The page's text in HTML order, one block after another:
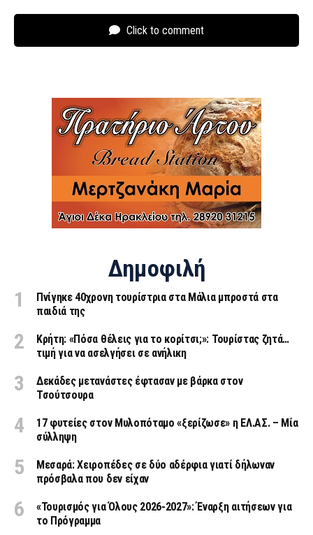
Click to comment
Δημοφιλή
Πνίγηκε 40χρονη τουρίστρια στα Μάλια μπροστά στα
παιδιά της
Κρήτη: «Πόσα θέλεις για το κορίτσι;»: Τουρίστας ζητά…
τιμή για να ασελγήσει σε ανήλικη
Δεκάδες μετανάστες έφτασαν με βάρκα στον
Τσούτσουρα
17 φυτείες στον Μυλοπόταμο «ξερίζωσε» η ΕΛ.ΑΣ. – Μία
σύλληψη
Μεσαρά: Χειροπέδες σε δύο αδέρφια γιατί δήλωναν
πρόσβαλα που δεν είχαν
«Τουρισμός για Όλους 2026-2027»: Έναρξη αιτήσεων για
το Πρόγραμμα